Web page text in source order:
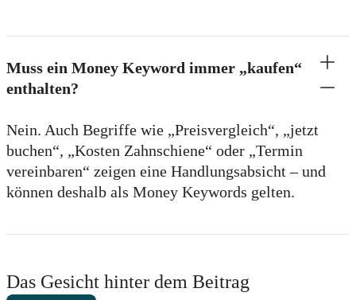
Muss ein Money Keyword immer „kaufen“
enthalten?
Nein. Auch Begriffe wie „Preisvergleich“, „jetzt
buchen“, „Kosten Zahnschiene“ oder „Termin
vereinbaren“ zeigen eine Handlungsabsicht – und
können deshalb als Money Keywords gelten.
Das Gesicht hinter dem Beitrag